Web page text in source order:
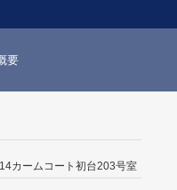
要
カームコート初台203号室